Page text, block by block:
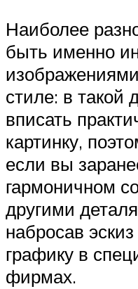
Наиболее
быть именно
стиле: в такой
вписать
картинку,
если вы
гармоничном
другими
набросав
графику в
фирмах.